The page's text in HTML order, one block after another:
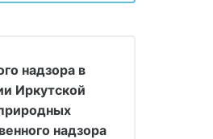
надзора в
Иркутской
надзора